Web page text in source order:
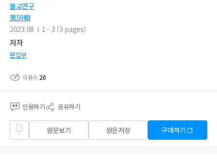
불교연구
第59輯
2023.08
1 - 3 (3 pages)
저자
편집부
이용수 20
인용하기 공유하기
즐겨
찾기
원문보기 원문저장 구매하기